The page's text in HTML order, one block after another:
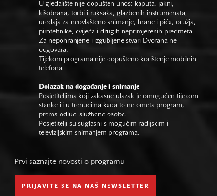
U gledalište nije dopušten unos: kaputa, jakni,
kišobrana, torbi i ruksaka, glazbenih instrumenata,
uređaja za neovlašteno snimanje, hrane i pića, oružja,
pirotehnike, cvijeća i drugih neprimjerenih predmeta.
Za nepohranjene i izgubljene stvari Dvorana ne
odgovara.
Tijekom programa nije dopušteno korištenje mobilnih
telefona.
Dolazak na događanje i snimanje
Posjetiteljima koji zakasne ulazak je omogućen tijekom
stanke ili u trenucima kada to ne ometa program,
prema odluci službene osobe.
Posjetitelji su suglasni s mogućim radijskim i
televizijskim snimanjem programa.
Prvi saznajte novosti o programu
PRIJAVITE SE NA NAŠ NEWSLETTER